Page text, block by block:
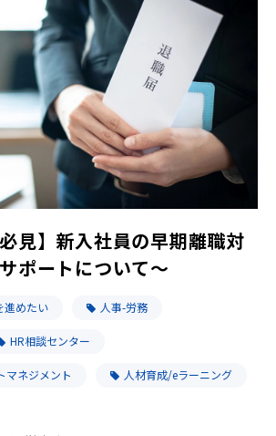
必見】新入社員の早期離職対
ポートについて～
進めたい 人事-労務
HR相談センター
マネジメント 人材育成/eラーニング